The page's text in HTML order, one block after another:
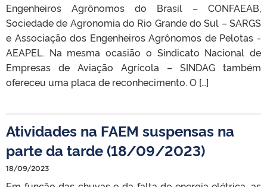
Engenheiros Agrônomos do Brasil – CONFAEAB,
Sociedade de Agronomia do Rio Grande do Sul – SARGS
e Associação dos Engenheiros Agrônomos de Pelotas -
AEAPEL. Na mesma ocasião o Sindicato Nacional de
Empresas de Aviação Agrícola – SINDAG também
ofereceu uma placa de reconhecimento. O […]
Atividades na FAEM suspensas na
parte da tarde (18/09/2023)
18/09/2023